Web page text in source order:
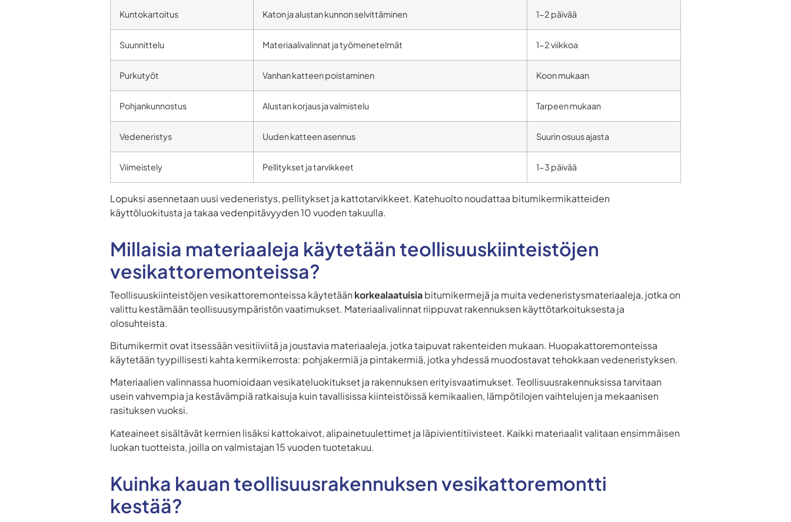
Kuntokartoitus Katon ja alustan kunnon selvittäminen 1-2 päivää
Suunnittelu Materiaalivalinnat ja työmenetelmät 1-2 viikkoa
Purkutyöt Vanhan katteen poistaminen Koon mukaan
Pohjankunnostus Alustan korjaus ja valmistelu Tarpeen mukaan
Vedeneristys Uuden katteen asennus Suurin osuus ajasta
Viimeistely Pellitykset ja tarvikkeet 1-3 päivää
Lopuksi asennetaan uusi vedeneristys, pellitykset ja kattotarvikkeet. Katehuolto noudattaa bitumikermikatteiden
käyttöluokitusta ja takaa vedenpitävyyden 10 vuoden takuulla.
Millaisia materiaaleja käytetään teollisuuskiinteistöjen
vesikattoremonteissa?
Teollisuuskiinteistöjen vesikattoremonteissa käytetään korkealaatuisiabitumikermejä ja muita vedeneristysmateriaaleja, jotka on
valittu kestämään teollisuusympäristön vaatimukset. Materiaalivalinnat riippuvat rakennuksen käyttötarkoituksesta ja
olosuhteista.
Bitumikermit ovat itsessään vesitiiviitä ja joustavia materiaaleja, jotka taipuvat rakenteiden mukaan. Huopakattoremonteissa
käytetään tyypillisesti kahta kermikerrosta: pohjakermiä ja pintakermiä, jotka yhdessä muodostavat tehokkaan vedeneristyksen.
Materiaalien valinnassa huomioidaan vesikateluokitukset ja rakennuksen erityisvaatimukset. Teollisuusrakennuksissa tarvitaan
usein vahvempia ja kestävämpiä ratkaisuja kuin tavallisissa kiinteistöissä kemikaalien, lämpötilojen vaihtelujen ja mekaanisen
rasituksen vuoksi.
Kateaineet sisältävät kermien lisäksi kattokaivot, alipainetuulettimet ja läpivientitiivisteet. Kaikki materiaalit valitaan ensimmäisen
luokan tuotteista, joilla on valmistajan 15 vuoden tuotetakuu.
Kuinka kauan teollisuusrakennuksen vesikattoremontti
kestää?